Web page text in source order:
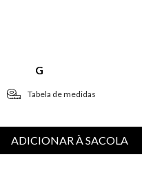
G
Tabela de medidas
ADICIONAR À SACOLA